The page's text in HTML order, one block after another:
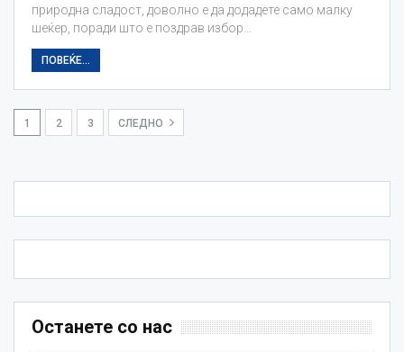
природна сладост, доволно е да додадете само малку
шеќер, поради што е поздрав избор…
ПОВЕЌЕ...
1 2 3 СЛЕДНО
Останете со нас